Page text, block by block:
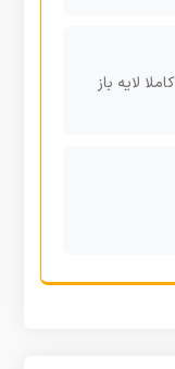
لایه باز